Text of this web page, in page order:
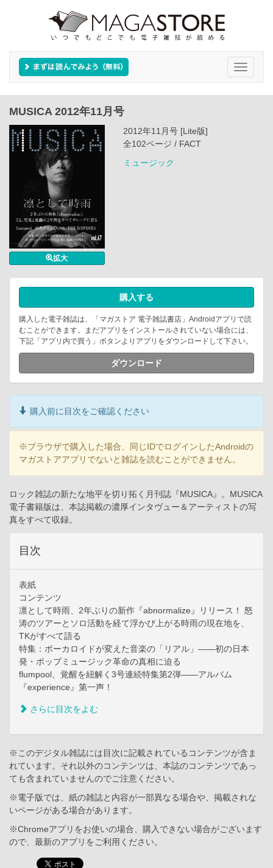
Toggle
MUSICA 2012年11月号
拡大
2012年11月号 [Lite版]
全102ページ / FACT
ミュージック
購入する
購入した電子雑誌は、「マガストア 電子雑誌書店」Androidアプリで読
むことができます。まだアプリをインストールされていない場合には、
下記「アプリ内で買う」ボタンよりアプリをダウンロードして下さい。
ダウンロード
購入前に目次をご確認ください
※ブラウザで購入した場合、同じIDでログインしたAndroidの
マガストアアプリでないと雑誌を読むことができません。
ロック雑誌の新たな地平を切り拓く月刊誌『MUSICA』。MUSICA
電子書籍版は、本誌掲載の濃厚インタヴュー＆アーティストの写
真をすべて収録。
目次
表紙
コンテンツ
凛として時雨、2年ぶりの新作『abnormalize』リリース！ 怒
涛のツアーとソロ活動を経て浮かび上がる時雨の現在地を、
TKがすべて語る
特集：ボーカロイドが変えた音楽の「リアル」――初の日本
発・ポップミュージック革命の真相に迫る
flumpool、覚醒を紐解く3号連続特集第2弾――アルバム
『experience』第一声！
さらに目次をよむ
※このデジタル雑誌には目次に記載されているコンテンツが含ま
れています。それ以外のコンテンツは、本誌のコンテンツであっ
ても含まれていませんのでご注意ください。
※電子版では、紙の雑誌と内容が一部異なる場合や、掲載されな
いページがある場合があります。
※Chromeアプリをお使いの場合、購入できない場合がございます
ので、最新のアプリをご利用ください。